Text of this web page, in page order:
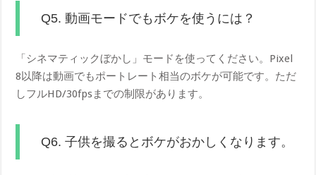
Q5. 動画モードでもボケを使うには？
「シネマティックぼかし」モードを使ってください。Pixel
8以降は動画でもポートレート相当のボケが可能です。ただ
しフルHD/30fpsまでの制限があります。
Q6. 子供を撮るとボケがおかしくなります。